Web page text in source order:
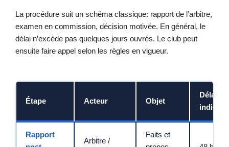
La procédure suit un schéma classique: rapport de l’arbitre,
examen en commission, décision motivée. En général, le
délai n’excède pas quelques jours ouvrés. Le club peut
ensuite faire appel selon les règles en vigueur.
Étape Acteur Objet
Délai
indicatif
Rapport
Arbitre /
Faits et